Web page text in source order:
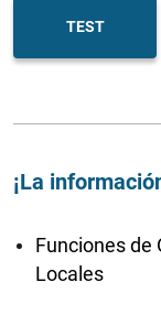
TEST
¡La
Funciones de
Locales